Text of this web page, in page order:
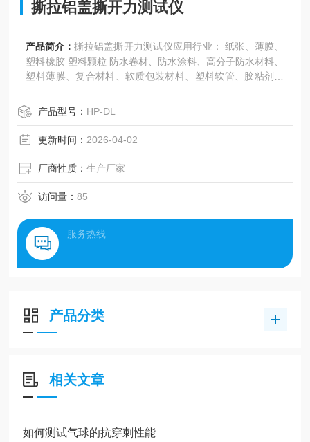
撕拉铝盖撕开力测试仪
产品简介：撕拉铝盖撕开力测试仪应用行业： 纸张、薄膜、
塑料橡胶 塑料颗粒 防水卷材、防水涂料、高分子防水材料、
塑料薄膜、复合材料、软质包装材料、塑料软管、胶粘剂、
膜、背板材料、无纺布、编织袋、、电线电缆、网绳等类产
品
检测项目：撕开力 拉力 抗拉强度 伸长率 撕裂 剥离 热封强
度 粘合、穿刺力、开启力、低速解卷力、拨开力等
产品型号： HP-DL
更新时间： 2026-04-02
厂商性质：生产厂家
访问量：85
服务热线
产品分类
相关文章
如何测试气球的抗穿刺性能